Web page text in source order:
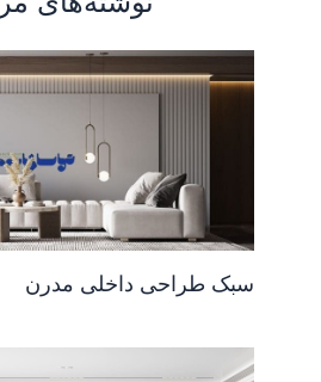
سبک طراحی داخلی مدرن